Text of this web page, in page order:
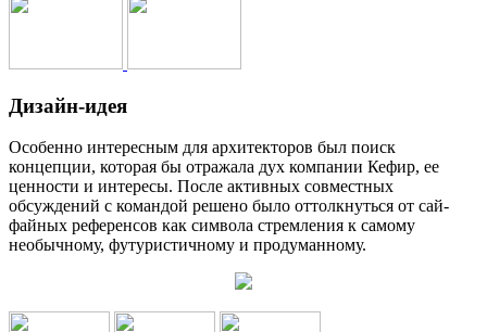
Дизайн-идея
Особенно интересным для архитекторов был поиск
концепции, которая бы отражала дух компании Кефир, ее
ценности и интересы. После активных совместных
обсуждений с командой решено было оттолкнуться от сай-
файных референсов как символа стремления к самому
необычному, футуристичному и продуманному.